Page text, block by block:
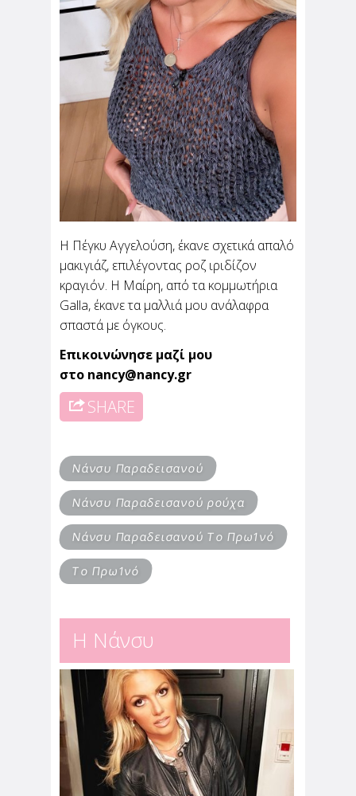
Η Πέγκυ Αγγελούση, έκανε σχετικά απαλό
μακιγιάζ, επιλέγοντας ροζ ιριδίζον
κραγιόν. Η Μαίρη, από τα κομμωτήρια
Galla, έκανε τα μαλλιά μου ανάλαφρα
σπαστά με όγκους.
Επικοινώνησε μαζί μου
στο nancy@nancy.gr
SHARE
Νάνσυ Παραδεισανού
Νάνσυ Παραδεισανού ρούχα
Νάνσυ Παραδεισανού Το Πρω1νό
Το Πρω1νό
Η Νάνσυ